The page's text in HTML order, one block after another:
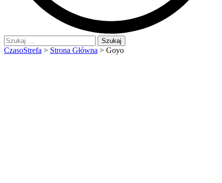
Szukaj:
CzasoStrefa > Strona Główna > Goyo